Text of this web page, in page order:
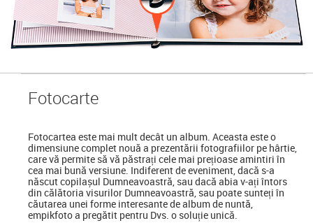
Fotocarte
Fotocartea este mai mult decât un album. Aceasta este o
dimensiune complet nouă a prezentării fotografiilor pe hârtie,
care vă permite să vă păstrați cele mai prețioase amintiri în
cea mai bună versiune. Indiferent de eveniment, dacă s-a
născut copilașul Dumneavoastră, sau dacă abia v-ați întors
din călătoria visurilor Dumneavoastră, sau poate sunteți în
căutarea unei forme interesante de album de nuntă,
empikfoto a pregătit pentru Dvs. o soluție unică.